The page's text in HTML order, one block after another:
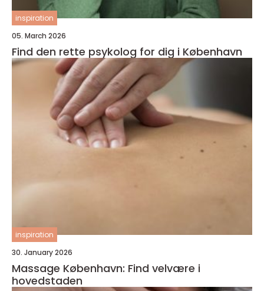
inspiration
05. March 2026
Find den rette psykolog for dig i København
inspiration
30. January 2026
Massage København: Find velvære i
hovedstaden